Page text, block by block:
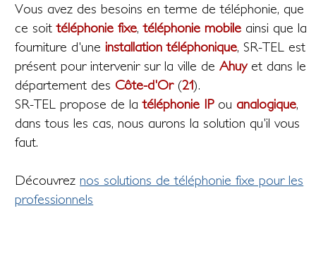
Vous avez des besoins en terme de téléphonie, que
ce soittéléphonie fixe,téléphonie mobile ainsi que la
fourniture d'une installation téléphonique, SR-TEL est
présent pour intervenir sur la ville deAhuyet dans le
département des Côte-d'Or(21).
SR-TEL propose de latéléphonie IPou analogique,
dans tous les cas, nous aurons la solution qu'il vous
faut.
Découvrez nos solutions de téléphonie fixe pour les
professionnels